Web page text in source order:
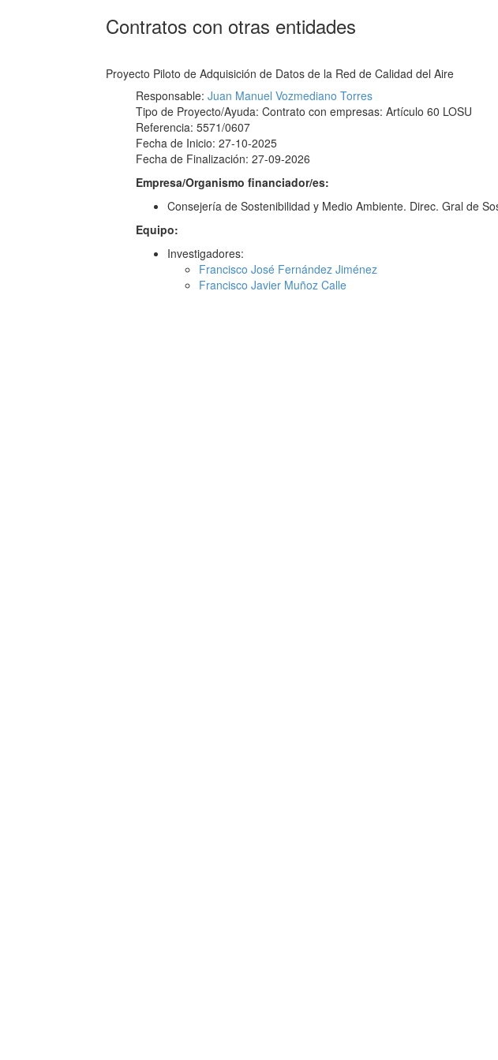
Contratos con otras entidades
Proyecto Piloto de Adquisición de Datos de la Red de Calidad del Aire
Responsable:Juan Manuel Vozmediano Torres
Tipo de Proyecto/Ayuda: Contrato con empresas: Artículo 60 LOSU
Referencia: 5571/0607
Fecha de Inicio: 27-10-2025
Fecha de Finalización: 27-09-2026
Empresa/Organismo financiador/es:
Consejería de Sostenibilidad y Medio Ambiente. Direc. Gral de
Equipo:
Investigadores:
Francisco José Fernández Jiménez
Francisco Javier Muñoz Calle